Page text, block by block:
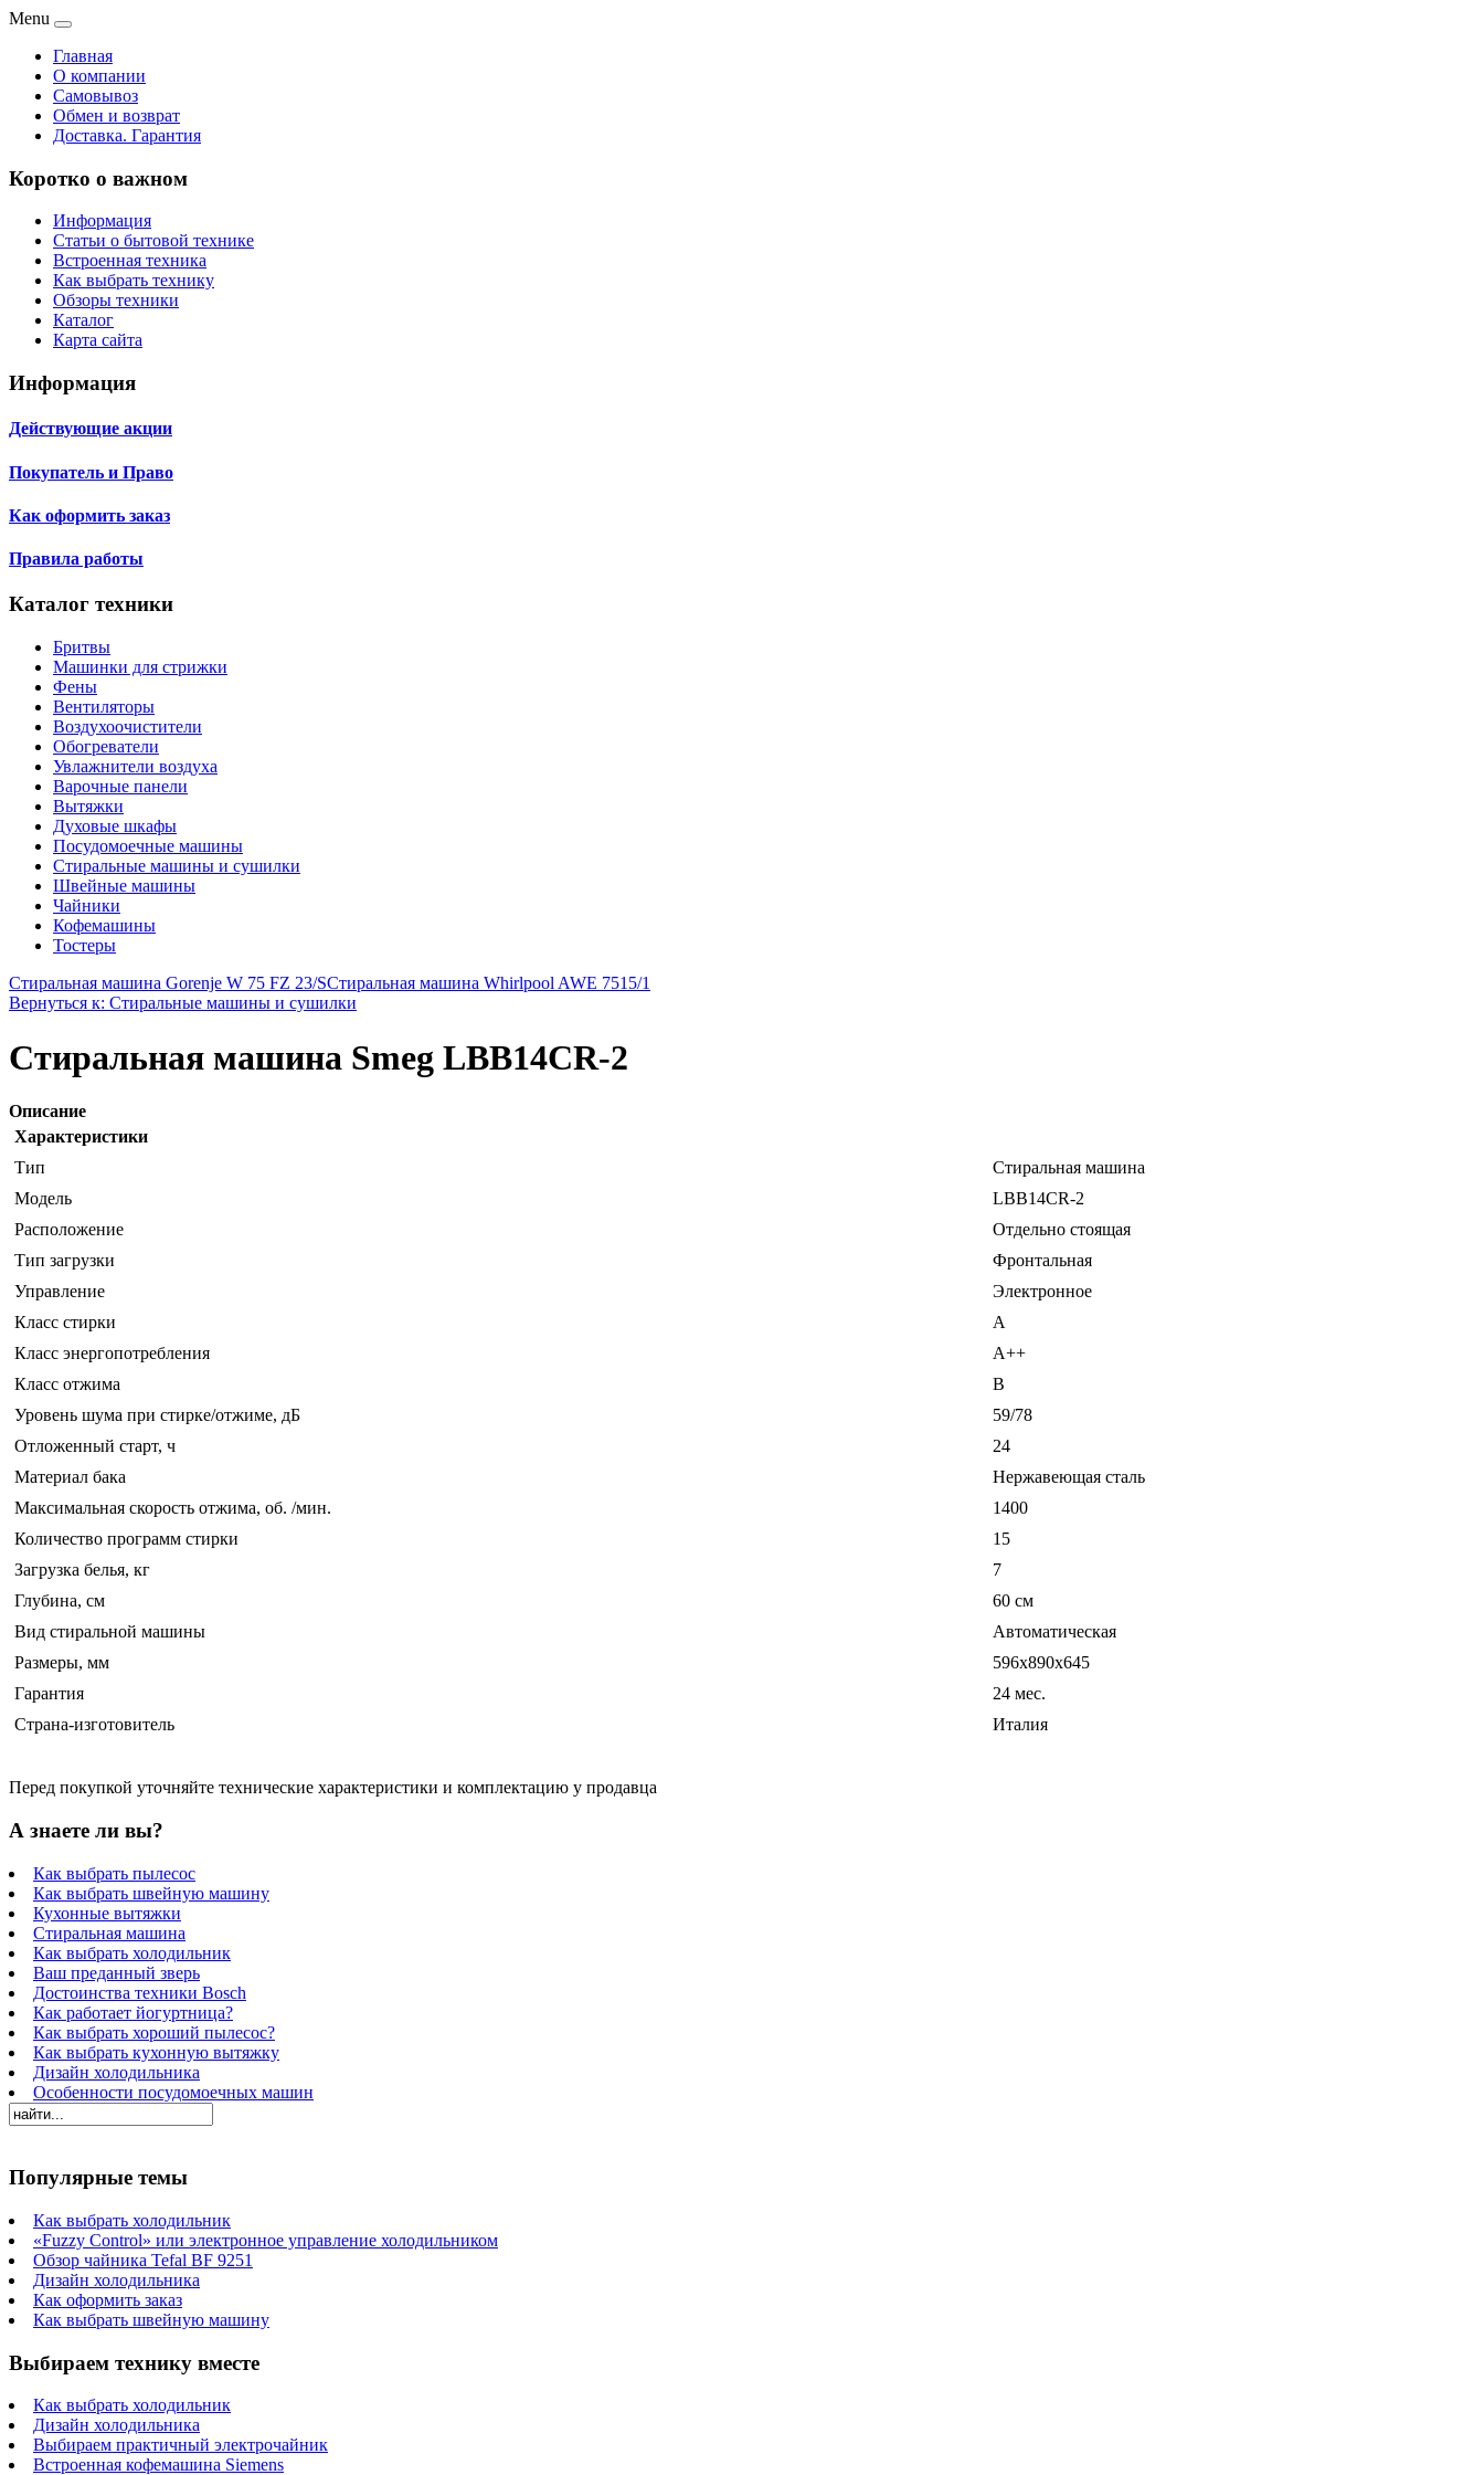
Menu
Главная
О компании
Самовывоз
Обмен и возврат
Доставка. Гарантия
Коротко о важном
Информация
Статьи о бытовой технике
Встроенная техника
Как выбрать технику
Обзоры техники
Каталог
Карта сайта
Информация
Действующие акции
Покупатель и Право
Как оформить заказ
Правила работы
Каталог техники
Бритвы
Машинки для стрижки
Фены
Вентиляторы
Воздухоочистители
Обогреватели
Увлажнители воздуха
Варочные панели
Вытяжки
Духовые шкафы
Посудомоечные машины
Стиральные машины и сушилки
Швейные машины
Чайники
Кофемашины
Тостеры
Стиральная машина Gorenje W 75 FZ 23/SСтиральная машина Whirlpool AWE 7515/1
Вернуться к: Стиральные машины и сушилки
Стиральная машина Smeg LBB14CR-2
Описание
Характеристики
Тип
Стиральная машина
Модель
LBB14CR-2
Расположение
Отдельно стоящая
Тип загрузки
Фронтальная
Управление
Электронное
Класс стирки
A
Класс энергопотребления
A++
Класс отжима
B
Уровень шума при стирке/отжиме, дБ
59/78
Отложенный старт, ч
24
Материал бака
Нержавеющая сталь
Максимальная скорость отжима, об. /мин.
1400
Количество программ стирки
15
Загрузка белья, кг
7
Глубина, см
60 см
Вид стиральной машины
Автоматическая
Размеры, мм
596х890х645
Гарантия
24 мес.
Страна-изготовитель
Италия
Перед покупкой уточняйте технические характеристики и комплектацию у продавца
А знаете ли вы?
Как выбрать пылесос
Как выбрать швейную машину
Кухонные вытяжки
Стиральная машина
Как выбрать холодильник
Ваш преданный зверь
Достоинства техники Bosch
Как работает йогуртница?
Как выбрать хороший пылесос?
Как выбрать кухонную вытяжку
Дизайн холодильника
Особенности посудомоечных машин
Популярные темы
Как выбрать холодильник
«Fuzzy Control» или электронное управление холодильником
Обзор чайника Tefal BF 9251
Дизайн холодильника
Как оформить заказ
Как выбрать швейную машину
Выбираем технику вместе
Как выбрать холодильник
Дизайн холодильника
Выбираем практичный электрочайник
Встроенная кофемашина Siemens